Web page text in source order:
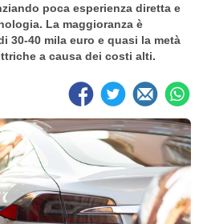
poca esperienza diretta e
La maggioranza è
30-40 mila euro e quasi la metà
a causa dei costi alti.